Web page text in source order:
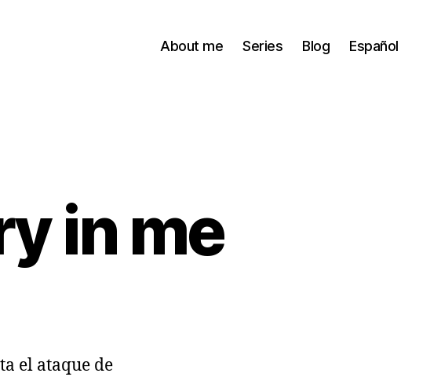
About me Series Blog Español
in me
el ataque de